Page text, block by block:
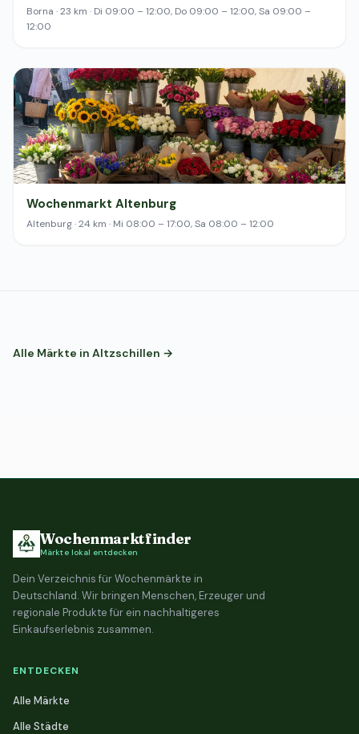
Borna · 23 km · Di 09:00 – 12:00, Do 09:00 – 12:00, Sa 09:00 –
12:00
Wochenmarkt Altenburg
Altenburg · 24 km · Mi 08:00 – 17:00, Sa 08:00 – 12:00
Alle Märkte in Altzschillen →
Wochenmarktfinder
Märkte lokal entdecken
Dein Verzeichnis für Wochenmärkte in
Deutschland. Wir bringen Menschen, Erzeuger und
regionale Produkte für ein nachhaltigeres
Einkaufserlebnis zusammen.
ENTDECKEN
Alle Märkte
Alle Städte